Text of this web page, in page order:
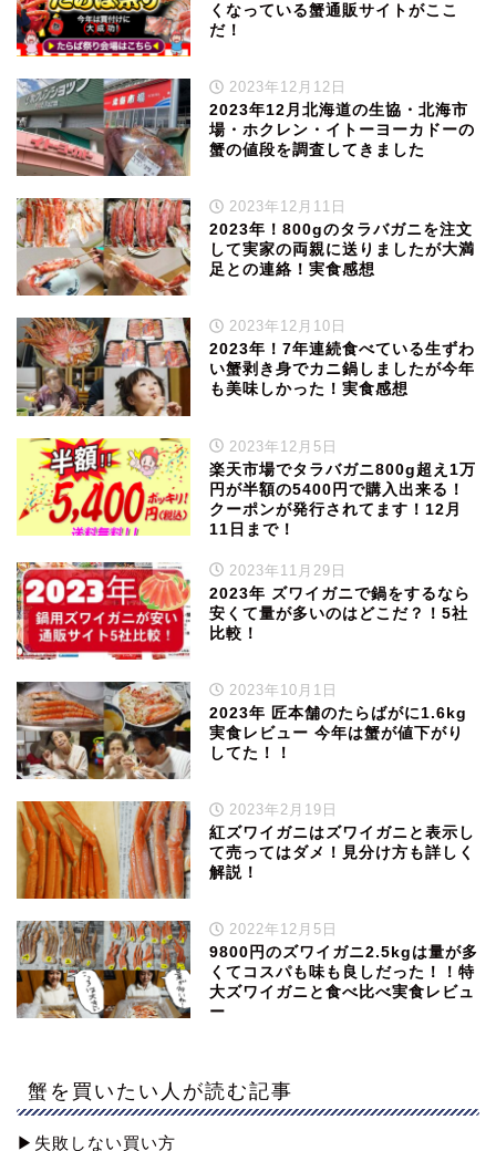
くなっている蟹通販サイトがここ
だ！
2023年12月12日
2023年12月北海道の生協・北海市
場・ホクレン・イトーヨーカドーの
蟹の値段を調査してきました
2023年12月11日
2023年！800gのタラバガニを注文
して実家の両親に送りましたが大満
足との連絡！実食感想
2023年12月10日
2023年！7年連続食べている生ずわ
い蟹剥き身でカニ鍋しましたが今年
も美味しかった！実食感想
2023年12月5日
楽天市場でタラバガニ800g超え1万
円が半額の5400円で購入出来る！
クーポンが発行されてます！12月
11日まで！
2023年11月29日
2023年 ズワイガニで鍋をするなら
安くて量が多いのはどこだ？！5社
比較！
2023年10月1日
2023年 匠本舗のたらばがに1.6kg
実食レビュー 今年は蟹が値下がり
してた！！
2023年2月19日
紅ズワイガニはズワイガニと表示し
て売ってはダメ！見分け方も詳しく
解説！
2022年12月5日
9800円のズワイガニ2.5kgは量が多
くてコスパも味も良しだった！！特
大ズワイガニと食べ比べ実食レビュ
ー
蟹を買いたい人が読む記事
▶︎失敗しない買い方